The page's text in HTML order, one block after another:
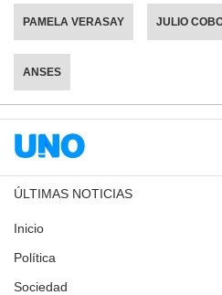
PAMELA VERASAY JULIO
ANSES
ÚLTIMAS NOTICIAS
Inicio
Política
Sociedad